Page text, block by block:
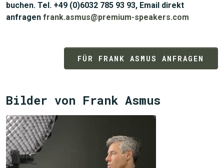
buchen. Tel. +49 (0)6032 785 93 93, Email direkt
anfragen frank.asmus@premium-speakers.com
FÜR FRANK ASMUS ANFRAGEN
Bilder von Frank Asmus